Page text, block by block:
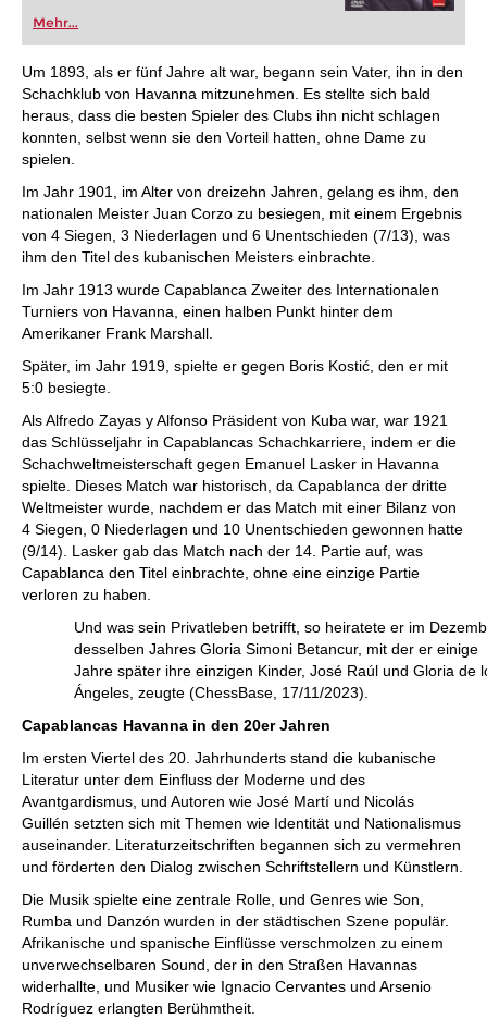
Mehr...
Um 1893, als er fünf Jahre alt war, begann sein Vater, ihn in den
Schachklub von Havanna mitzunehmen. Es stellte sich bald
heraus, dass die besten Spieler des Clubs ihn nicht schlagen
konnten, selbst wenn sie den Vorteil hatten, ohne Dame zu
spielen.
Im Jahr 1901, im Alter von dreizehn Jahren, gelang es ihm, den
nationalen Meister Juan Corzo zu besiegen, mit einem Ergebnis
von 4 Siegen, 3 Niederlagen und 6 Unentschieden (7/13), was
ihm den Titel des kubanischen Meisters einbrachte.
Im Jahr 1913 wurde Capablanca Zweiter des Internationalen
Turniers von Havanna, einen halben Punkt hinter dem
Amerikaner Frank Marshall.
Später, im Jahr 1919, spielte er gegen Boris Kostić, den er mit
5:0 besiegte.
Als Alfredo Zayas y Alfonso Präsident von Kuba war, war 1921
das Schlüsseljahr in Capablancas Schachkarriere, indem er die
Schachweltmeisterschaft gegen Emanuel Lasker in Havanna
spielte. Dieses Match war historisch, da Capablanca der dritte
Weltmeister wurde, nachdem er das Match mit einer Bilanz von
4 Siegen, 0 Niederlagen und 10 Unentschieden gewonnen hatte
(9/14). Lasker gab das Match nach der 14. Partie auf, was
Capablanca den Titel einbrachte, ohne eine einzige Partie
verloren zu haben.
Und was sein Privatleben betrifft, so heiratete er im
desselben Jahres Gloria Simoni Betancur, mit der er einige
Jahre später ihre einzigen Kinder, José Raúl und Gloria de
Ángeles, zeugte (ChessBase, 17/11/2023).
Capablancas Havanna in den 20er Jahren
Im ersten Viertel des 20. Jahrhunderts stand die kubanische
Literatur unter dem Einfluss der Moderne und des
Avantgardismus, und Autoren wie José Martí und Nicolás
Guillén setzten sich mit Themen wie Identität und Nationalismus
auseinander. Literaturzeitschriften begannen sich zu vermehren
und förderten den Dialog zwischen Schriftstellern und Künstlern.
Die Musik spielte eine zentrale Rolle, und Genres wie Son,
Rumba und Danzón wurden in der städtischen Szene populär.
Afrikanische und spanische Einflüsse verschmolzen zu einem
unverwechselbaren Sound, der in den Straßen Havannas
widerhallte, und Musiker wie Ignacio Cervantes und Arsenio
Rodríguez erlangten Berühmtheit.